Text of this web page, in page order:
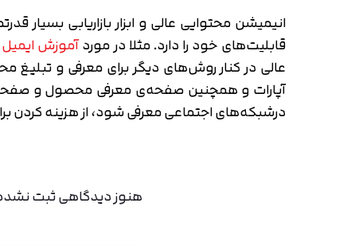
انیمیشن محتوایی عالی و ابزار بازاریابی
قابلیت‌های خود را دارد. مثلا در موردآموزش
عالی در کنار روش‌های دیگر برای معرفی و
آپارات و همچنین صفحه‌ی معرفی محصول و
درشبکه‌های اجتماعی معرفی شود، از هزینه کردن
هنوز دیدگاهی ثبت